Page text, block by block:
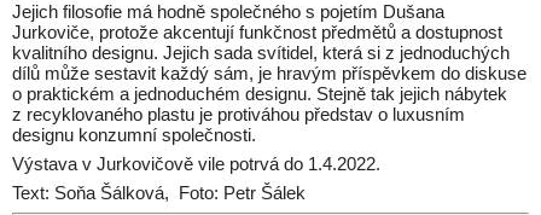
Jejich filosofie má hodně společného s pojetím Dušana
Jurkoviče, protože akcentují funkčnost předmětů a dostupnost
kvalitního designu. Jejich sada svítidel, která si z jednoduchých
dílů může sestavit každý sám, je hravým příspěvkem do diskuse
o praktickém a jednoduchém designu. Stejně tak jejich nábytek
z recyklovaného plastu je protiváhou představ o luxusním
designu konzumní společnosti.
Výstava v Jurkovičově vile potrvá do 1.4.2022.
Text: Soňa Šálková, Foto: Petr Šálek